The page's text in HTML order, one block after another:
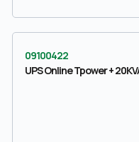
09100422
UPS Online Tpower +